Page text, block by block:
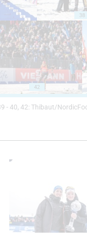
38
42
- 40, 42: Thibaut/